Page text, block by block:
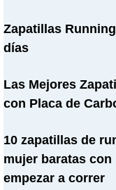
Zapatillas
días
Las Mejores
con Placa de
10 zapatillas de
mujer baratas con
empezar a correr